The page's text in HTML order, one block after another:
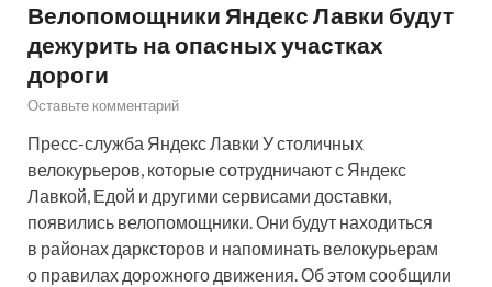
Велопомощники Яндекс Лавки будут
дежурить на опасных участках
дороги
Оставьте комментарий
Пресс-служба Яндекс Лавки У столичных
велокурьеров, которые сотрудничают с Яндекс
Лавкой, Едой и другими сервисами доставки,
появились велопомощники. Они будут находиться
в районах дарксторов и напоминать велокурьерам
о правилах дорожного движения. Об этом сообщили